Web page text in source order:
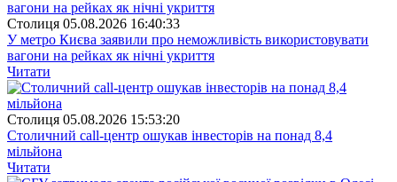
Столиця 05.08.2026 16:40:33
У метро Києва заявили про неможливість використовувати
вагони на рейках як нічні укриття
Читати
Столиця 05.08.2026 15:53:20
Столичний call-центр ошукав інвесторів на понад 8,4
мільйона
Читати